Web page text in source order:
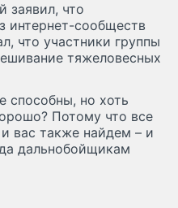
заявил, что
интернет-сообществ
что участники группы
тяжеловесных
способны, но хоть
Потому что все
вас также найдем – и
дальнобойщикам